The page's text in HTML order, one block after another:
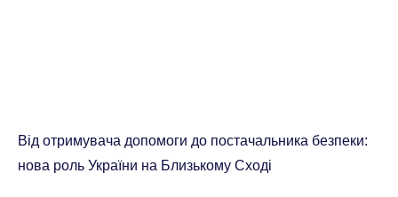
Від отримувача допомоги до постачальника безпеки:
нова роль України на Близькому Сході